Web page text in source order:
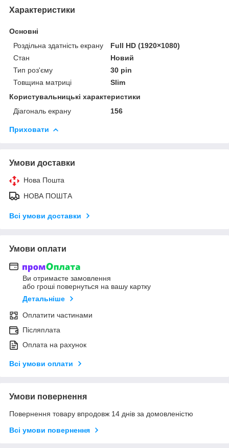
Характеристики
Основні
Роздільна здатність екрану
Full HD (1920×1080)
Стан
Новий
Тип роз'єму
30 pin
Товщина матриці
Slim
Користувальницькі характеристики
Діагональ екрану
156
Приховати
Умови доставки
Нова Пошта
НОВА ПОШТА
Всі умови доставки
Умови оплати
Ви отримаєте замовлення
або гроші повернуться на вашу картку
Детальніше
Оплатити частинами
Післяплата
Оплата на рахунок
Всі умови оплати
Умови повернення
Повернення товару впродовж 14 днів за домовленістю
Всі умови повернення